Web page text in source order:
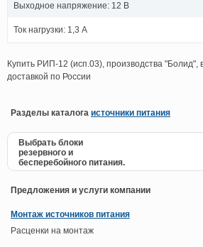
Выходное напряжение: 12 В
Ток нагрузки: 1,3 А
Купить РИП-12 (исп.03), производства "Болид",
доставкой по России
Разделы каталога источники питания
Выбрать блоки
резервного и
бесперебойного питания.
Предложения и услуги компании
Монтаж источников питания
Расценки на монтаж